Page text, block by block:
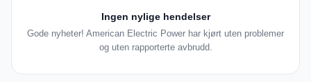
Ingen nylige hendelser
Gode nyheter! American Electric Power har kjørt uten problemer
og uten rapporterte avbrudd.